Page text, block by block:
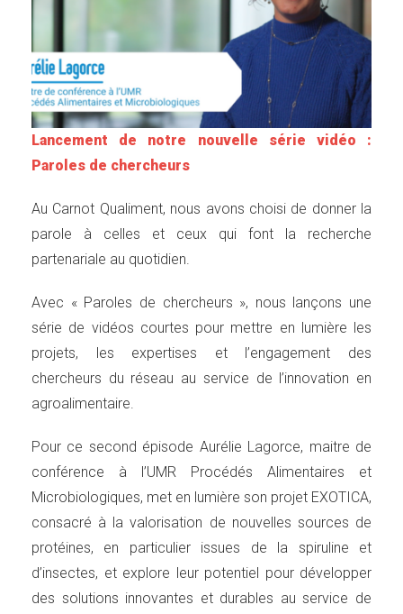
Lancement de notre nouvelle série vidéo :
Paroles de chercheurs
Au Carnot Qualiment, nous avons choisi de donner la
parole à celles et ceux qui font la recherche
partenariale au quotidien.
Avec « Paroles de chercheurs », nous lançons une
série de vidéos courtes pour mettre en lumière les
projets, les expertises et l’engagement des
chercheurs du réseau au service de l’innovation en
agroalimentaire.
Pour ce second épisode Aurélie Lagorce, maitre de
conférence à l’UMR Procédés Alimentaires et
Microbiologiques, met en lumière son projet EXOTICA,
consacré à la valorisation de nouvelles sources de
protéines, en particulier issues de la spiruline et
d’insectes, et explore leur potentiel pour développer
des solutions innovantes et durables au service de